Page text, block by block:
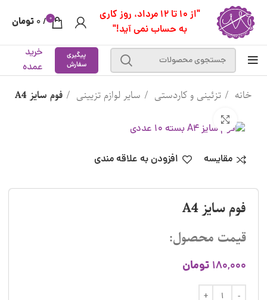
"از 10 تا 12 مرداد، روز کاری
به حساب نمی آید!"
0
/
0 تومان
پیگیری
سفارش
خرید
عمده
خانه تزئینی و کاردستی سایر لوازم تزیینی فوم سایز A4
مقایسه افزودن به علاقه مندی
فوم سایز A4
قیمت محصول:
180,000 تومان